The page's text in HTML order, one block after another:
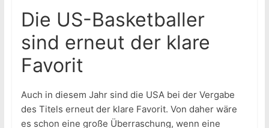
Die US-Basketballer
sind erneut der klare
Favorit
Auch in diesem Jahr sind die USA bei der Vergabe
des Titels erneut der klare Favorit. Von daher wäre
es schon eine große Überraschung, wenn eine